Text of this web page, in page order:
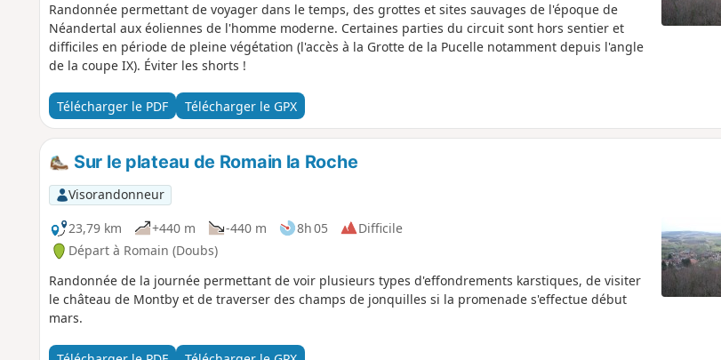
Randonnée permettant de voyager dans le temps, des grottes et sites sauvages de l'époque de
Néandertal aux éoliennes de l'homme moderne. Certaines parties du circuit sont hors sentier et
difficiles en période de pleine végétation (l'accès à la Grotte de la Pucelle notamment depuis l'angle
de la coupe IX). Éviter les shorts !
Télécharger le PDF Télécharger le GPX
Sur le plateau de Romain la Roche
Visorandonneur
23,79 km
+440 m -440 m 8h 05
Difficile
Départ à Romain (Doubs)
Randonnée de la journée permettant de voir plusieurs types d'effondrements karstiques, de visiter
le château de Montby et de traverser des champs de jonquilles si la promenade s'effectue début
mars.